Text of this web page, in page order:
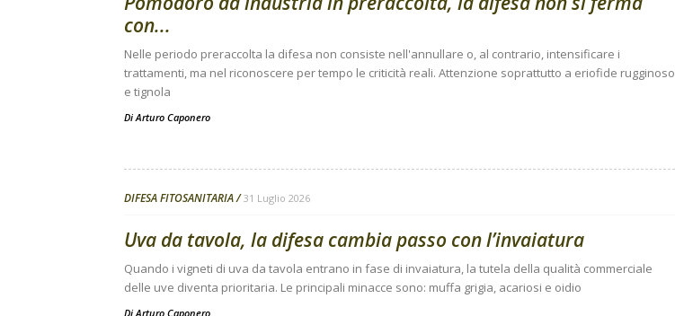
con...
Nelle periodo preraccolta la difesa non consiste nell'annullare o, al contrario, intensificare i
trattamenti, ma nel riconoscere per tempo le criticità reali. Attenzione soprattutto a eriofide rugginoso
e tignola
DiArturo Caponero
DIFESA FITOSANITARIA 31 Luglio 2026
Uva da tavola, la difesa cambia passo con l’invaiatura
Quando i vigneti di uva da tavola entrano in fase di invaiatura, la tutela della qualità commerciale
delle uve diventa prioritaria. Le principali minacce sono: muffa grigia, acariosi e oidio
Di Arturo Caponero